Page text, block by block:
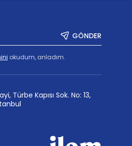
GÖNDER
okudum, anladım.
Türbe Kapısı Sok. No: 13,